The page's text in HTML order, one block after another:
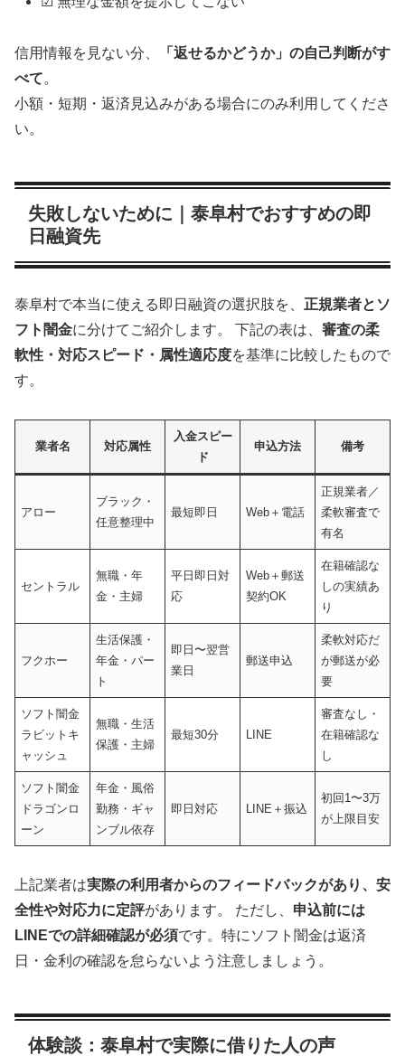
信用情報を見ない分、
「返せるかどうか」の自己判断がす
べて。
小額・短期・返済見込みがある場合にのみ利用してくださ
い。
失敗しないために｜泰阜村でおすすめの即
日融資先
泰阜村で本当に使える即日融資の選択肢を、 正規業者とソ
フト闇金に分けてご紹介します。 下記の表は、 審査の柔
軟性・対応スピード・属性適応度を基準に比較したもので
す。
業者名 対応属性
入金スピー
ド
申込方法 備考
アロー
ブラック・
任意整理中
最短即日 Web＋電話
正規業者／
柔軟審査で
有名
セントラル
無職・年
金・主婦
平日即日対
応
Web＋郵送
契約OK
在籍確認な
しの実績あ
り
フクホー
生活保護・
年金・パー
ト
即日〜翌営
業日
郵送申込
柔軟対応だ
が郵送が必
要
ソフト闇金
ラビットキ
ャッシュ
無職・生活
保護・主婦
最短30分 LINE
審査なし・
在籍確認な
し
ソフト闇金
ドラゴンロ
ーン
年金・風俗
勤務・ギャ
ンブル依存
即日対応 LINE＋振込
初回1〜3万
が上限目安
上記業者は実際の利用者からのフィードバックがあり、安
全性や対応力に定評があります。 ただし、 申込前には
LINEでの詳細確認が必須です。特にソフト闇金は返済
日・金利の確認を怠らないよう注意しましょう。
体験談：泰阜村で実際に借りた人の声